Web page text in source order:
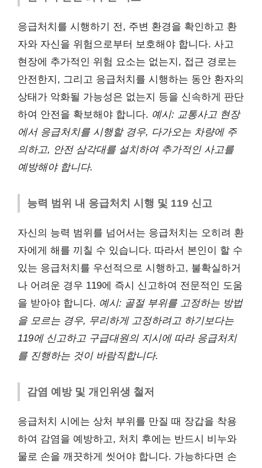
응급처치를 시행하기 전, 주변 환경을 확인하고 환
자와 자신을 위험으로부터 보호해야 합니다. 사고
현장에 추가적인 위험 요소는 없는지, 접근 경로는
안전한지, 그리고 응급처치를 시행하는 동안 환자의
상태가 악화될 가능성은 없는지 등을 신속하게 판단
하여 안전을 확보해야 합니다. 예시: 교통사고 현장
에서 응급처치를 시행할 경우, 다가오는 차량에 주
의하고, 안전 삼각대를 설치하여 추가적인 사고를
예방해야 합니다.
능력 범위 내 응급처치 시행 및 119 신고
자신의 능력 범위를 넘어서는 응급처치는 오히려 환
자에게 해를 끼칠 수 있습니다. 따라서 본인이 할 수
있는 응급처치를 우선적으로 시행하고, 불확실하거
나 어려운 경우 119에 즉시 신고하여 전문적인 도움
을 받아야 합니다. 예시: 골절 부위를 고정하는 방법
을 모르는 경우, 무리하게 고정하려고 하기보다는
119에 신고하고 구급대원의 지시에 따라 응급처치
를 진행하는 것이 바람직합니다.
감염 예방 및 개인위생 철저
응급처치 시에는 상처 부위를 만질 때 장갑을 착용
하여 감염을 예방하고, 처치 후에는 반드시 비누와
물로 손을 깨끗하게 씻어야 합니다. 가능하다면 손